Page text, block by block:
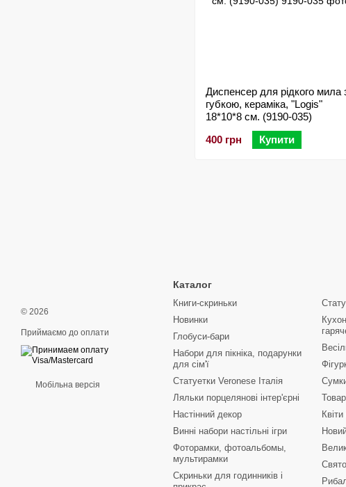
Диспенсер для рідкого мила
губкою, кераміка, "Logis"
18*10*8 см. (9190-035)
400 грн
Купити
© 2026
Приймаємо до оплати
Мобільна версія
Каталог
Книги-скриньки
Новинки
Глобуси-бари
Набори для пікніка, подарунки
для сім'ї
Статуетки Veronese Італія
Ляльки порцелянові інтер'єрні
Настінний декор
Винні набори настільні ігри
Фоторамки, фотоальбомы,
мультирамки
Скриньки для годинників і